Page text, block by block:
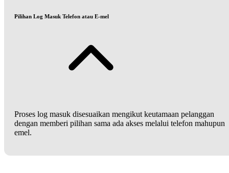
Pilihan Log Masuk Telefon atau E-mel
Proses log masuk disesuaikan mengikut keutamaan pelanggan
dengan memberi pilihan sama ada akses melalui telefon mahupun
emel.